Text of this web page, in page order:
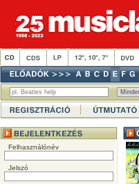
Felhasználónév
Jelszó